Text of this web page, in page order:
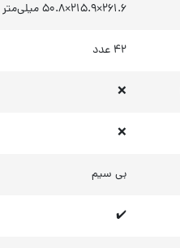
261.6×215.9×50.8 میلی‌متر
42 عدد
❌
❌
بی سیم
✔️